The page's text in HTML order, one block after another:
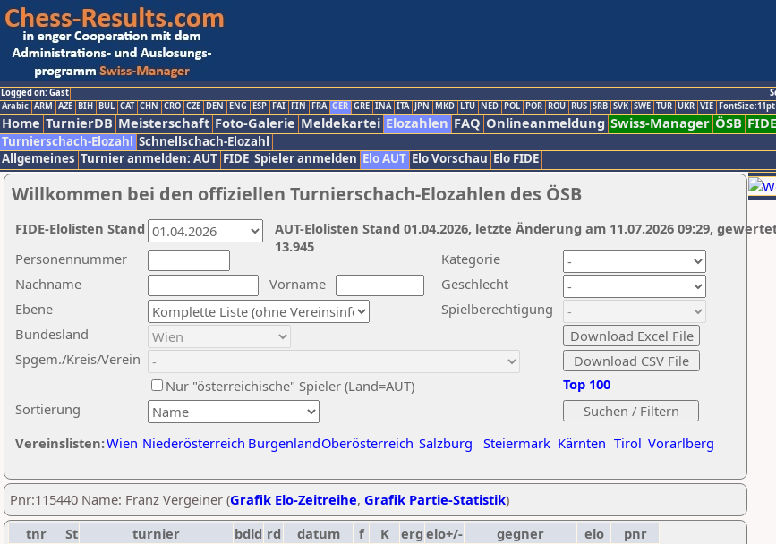
Logged on: Gast
Arabic ARM AZE BIH BUL CAT CHN CRO CZE DEN ENG ESP FAI FIN FRA GER GRE INA ITA JPN MKD LTU NED POL POR ROU RUS SRB SVK SWE TUR UKR VIE FontSize:11pt
Home TurnierDB Meisterschaft Foto-Galerie Meldekartei Elozahlen FAQ Onlineanmeldung Swiss-Manager ÖSB FIDE
Turnierschach-Elozahl Schnellschach-Elozahl
Allgemeines Turnier anmelden: AUT FIDE Spieler anmelden Elo AUT Elo Vorschau Elo FIDE
Willkommen bei den offiziellen Turnierschach-Elozahlen des ÖSB
Nachname
Vorname
Ebene
Kategorie
Sortierung
Personennummer
Bundesland
Spgem./Kreis/Verein
Geschlecht
Nur "österreichische" Spieler (Land=AUT)
Spielberechtigung
Vereinslisten:Wien Niederösterreich BurgenlandOberösterreich Salzburg Steiermark Kärnten Tirol Vorarlberg
Top 100
AUT-Elolisten Stand 01.04.2026, letzte Änderung am 11.07.2026 09:29,
13.945
FIDE-Elolisten Stand
Pnr:115440 Name: Franz Vergeiner (Grafik Elo-Zeitreihe, Grafik Partie-Statistik)
tnr
St turnier bdld rd datum f K erg elo+/- gegner elo
pnr